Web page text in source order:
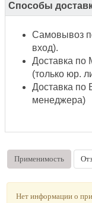
Способы
Самовывоз
вход).
Доставка по
(только юр.
Доставка по
менеджера)
Применимость
Нет информации о